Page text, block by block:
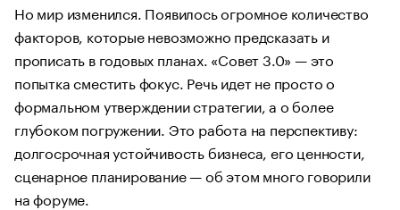
Но мир изменился. Появилось огромное количество
факторов, которые невозможно предсказать и
прописать в годовых планах. «Совет 3.0» — это
попытка сместить фокус. Речь идет не просто о
формальном утверждении стратегии, а о более
глубоком погружении. Это работа на перспективу:
долгосрочная устойчивость бизнеса, его ценности,
сценарное планирование — об этом много говорили
на форуме.